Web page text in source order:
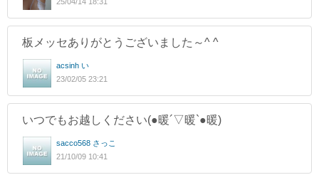
板メッセありがとうございました～^ ^
acsinh い
23/02/05 23:21
いつでもお越しください(●暖´▽暖`●暖)
sacco568 さっこ
21/10/09 10:41